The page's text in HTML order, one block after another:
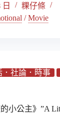
粿仔條
/Movie
．社論．時事
小公主》”A